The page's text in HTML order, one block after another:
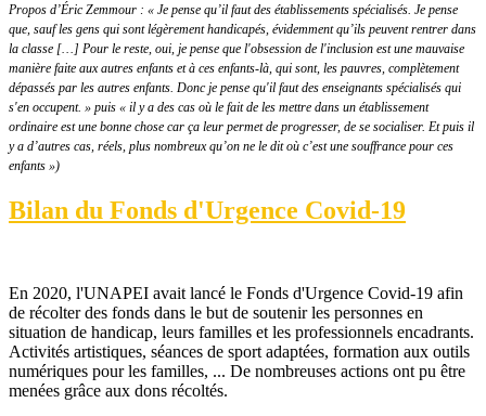
Propos d’Éric Zemmour : « Je pense qu’il faut des établissements spécialisés. Je pense
que, sauf les gens qui sont légèrement handicapés, évidemment qu’ils peuvent rentrer dans
la classe […] Pour le reste, oui, je pense que l'obsession de l'inclusion est une mauvaise
manière faite aux autres enfants et à ces enfants-là, qui sont, les pauvres, complètement
dépassés par les autres enfants. Donc je pense qu'il faut des enseignants spécialisés qui
s'en occupent. » puis « il y a des cas où le fait de les mettre dans un établissement
ordinaire est une bonne chose car ça leur permet de progresser, de se socialiser. Et puis il
y a d’autres cas, réels, plus nombreux qu’on ne le dit où c’est une souffrance pour ces
enfants »)
Bilan du Fonds d'Urgence Covid-19
En 2020, l'UNAPEI avait lancé le Fonds d'Urgence Covid-19 afin
de récolter des fonds dans le but de soutenir les personnes en
situation de handicap, leurs familles et les professionnels encadrants.
Activités artistiques, séances de sport adaptées, formation aux outils
numériques pour les familles, ... De nombreuses actions ont pu être
menées grâce aux dons récoltés.